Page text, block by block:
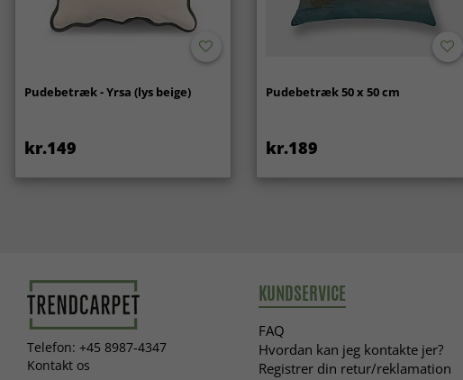
Pudebetræk - Yrsa (lys beige)
kr.149
Pudebetræk 50 x 50 cm
kr.189
Telefon: +45 8987-4347
Kontakt os
KUNDSERVICE
FAQ
Hvordan kan jeg kontakte jer?
Registrer din retur/reklamation